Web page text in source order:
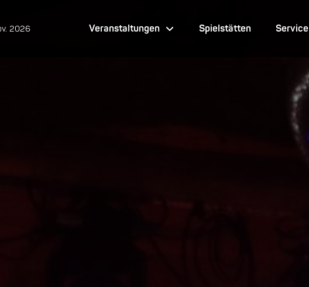
2026 Veranstaltungen Spielstätten Service